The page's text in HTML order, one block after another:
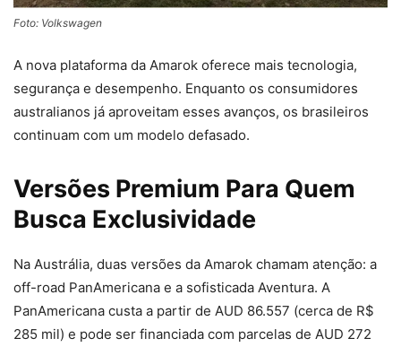
Foto: Volkswagen
A nova plataforma da Amarok oferece mais tecnologia,
segurança e desempenho. Enquanto os consumidores
australianos já aproveitam esses avanços, os brasileiros
continuam com um modelo defasado.
Versões Premium Para Quem
Busca Exclusividade
Na Austrália, duas versões da Amarok chamam atenção: a
off-road PanAmericana e a sofisticada Aventura. A
PanAmericana custa a partir de AUD 86.557 (cerca de R$
285 mil) e pode ser financiada com parcelas de AUD 272